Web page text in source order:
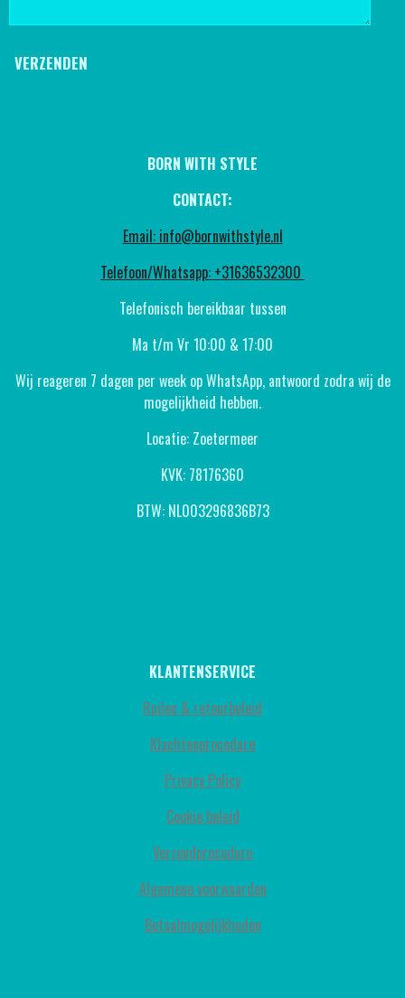
VERZENDEN
BORN WITH STYLE
CONTACT:
Email: info@bornwithstyle.nl
Telefoon/Whatsapp: +31636532300
Telefonisch bereikbaar tussen
Ma t/m Vr 10:00 & 17:00
Wij reageren 7 dagen per week op WhatsApp, antwoord zodra wij de
mogelijkheid hebben.
Locatie: Zoetermeer
KVK: 78176360
BTW: NL003296836B73
KLANTENSERVICE
Ruilen & retourbeleid
Klachtenprocedure
Privacy Policy
Cookie beleid
Verzendprocedure
Algemene voorwaarden
Betaalmogelijkheden